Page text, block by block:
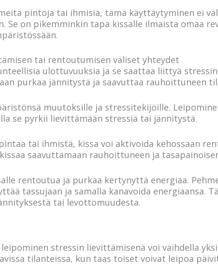
pintoja tai ihmisiä, tämä käyttäytyminen ei
Se on pikemminkin tapa kissalle ilmaista omaa
tai rentoutumisen väliset yhteydet
ulottuvuuksia ja se saattaa liittyä
purkaa jännitystä ja saavuttaa rauhoittuneen
muutoksille ja stressitekijöille.
se pyrkii lievittämään stressiä tai jännitystä.
tai ihmistä, kissa voi aktivoida kehossaan
saavuttamaan rauhoittuneen ja
rentoutua ja purkaa kertynyttä energiaa.
tassujaan ja samalla kanavoida energiaansa.
tai levottomuudesta.
stressin lievittämisenä voi vaihdella
tilanteissa, kun taas toiset voivat leipoa